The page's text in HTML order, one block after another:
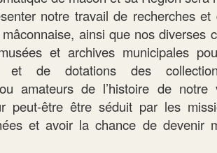
notre travail de recherches
ainsi que nos diverses
et archives municipales
et de dotations des
amateurs de l’histoire de
peut-être être séduit par les
et avoir la chance de devenir